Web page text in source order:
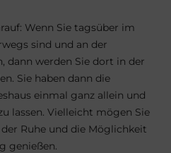
Wenn Sie tagsüber im
sind und an der
dann werden Sie dort in der
Sie haben dann die
einmal ganz allein und
lassen. Vielleicht mögen Sie
Ruhe und die Möglichkeit
genießen.